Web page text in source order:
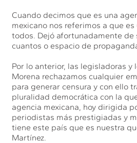
Cuando decimos que es una
mexicano nos referimos a que
todos. Dejó afortunadamente de
cuantos o espacio de
Por lo anterior, las legisladoras y
Morena rechazamos cualquier
para generar censura y con ello
pluralidad democrática con la
agencia mexicana, hoy dirigida
periodistas más prestigiadas y
tiene este país que es nuestra
Martínez.